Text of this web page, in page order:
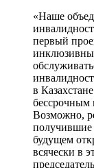
«Наше
первый
в
бессрочным
Возможно,
получившие
будущем
всячески в